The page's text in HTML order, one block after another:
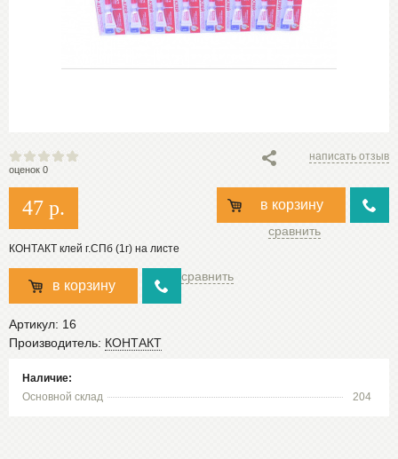
оценок 0
написать отзыв
47 р. в корзину
сравнить
КОНТАКТ клей г.СПб (1г) на листе
в корзину
сравнить
Артикул: 16
Производитель: КОНТАКТ
Наличие:
Основной склад
204